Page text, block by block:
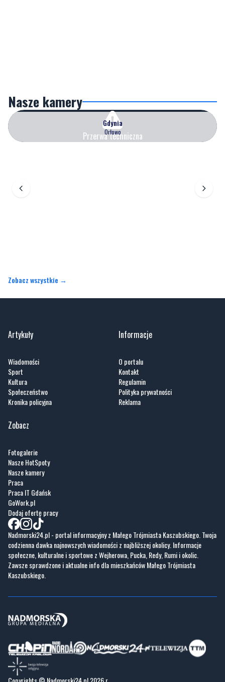
Nasze kamery
Przerwa techniczna
Gdynia
Orłowo
Zobacz wszystkie →
Artykuły
Wiadomości
Sport
Kultura
Społeczeństwo
Kronika policyjna
Informacje
O portalu
Kontakt
Regulamin
Polityka prywatności
Reklama
Zobacz
Fotogalerie
Nasze HotSpoty
Nasze kamery
Praca
Praca IT Gdańsk
GoWork.pl
Dodaj ofertę pracy
Nadmorski24.pl - portal informacyjny z Małego Trójmiasta Kaszubskiego. Twoja
codzienna dawka najnowszych wiadomości z najbliższej okolicy. Informacje
społeczne, kulturalne i sportowe z Wejherowa, Pucka, Redy, Rumi i okolic.
Zawsze sprawdzone i aktualne info dla mieszkańców Małego Trójmiasta
Kaszubskiego.